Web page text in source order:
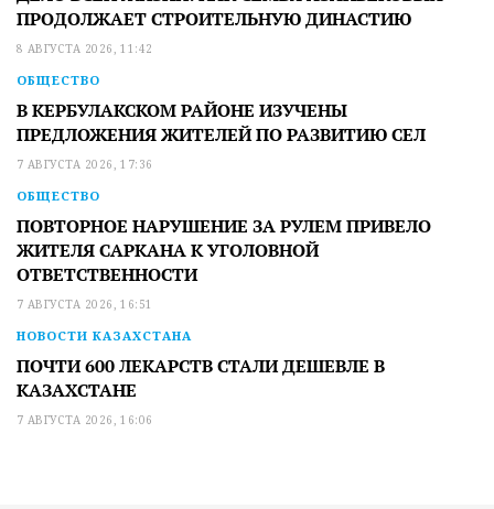
ПРОДОЛЖАЕТ СТРОИТЕЛЬНУЮ ДИНАСТИЮ
8 АВГУСТА 2026, 11:42
ОБЩЕСТВО
В КЕРБУЛАКСКОМ РАЙОНЕ ИЗУЧЕНЫ
ПРЕДЛОЖЕНИЯ ЖИТЕЛЕЙ ПО РАЗВИТИЮ СЕЛ
7 АВГУСТА 2026, 17:36
ОБЩЕСТВО
ПОВТОРНОЕ НАРУШЕНИЕ ЗА РУЛЕМ ПРИВЕЛО
ЖИТЕЛЯ САРКАНА К УГОЛОВНОЙ
ОТВЕТСТВЕННОСТИ
7 АВГУСТА 2026, 16:51
НОВОСТИ КАЗАХСТАНА
ПОЧТИ 600 ЛЕКАРСТВ СТАЛИ ДЕШЕВЛЕ В
КАЗАХСТАНЕ
7 АВГУСТА 2026, 16:06